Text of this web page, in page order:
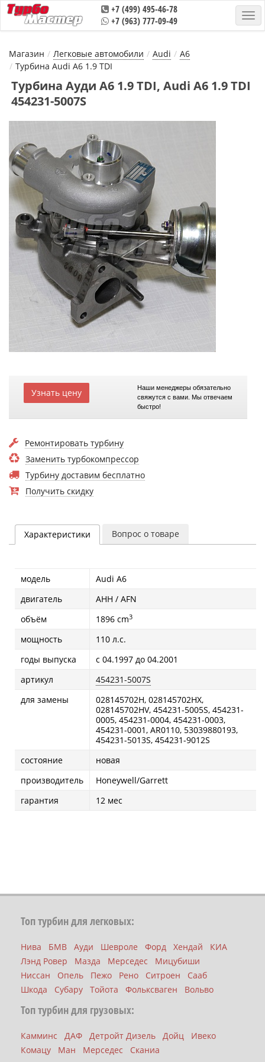
+7 (499) 495-46-78
+7 (963) 777-09-49
Магазин Легковые автомобили Audi
A6
Турбина Audi A6 1.9 TDI
Турбина Ауди А6 1.9 TDI, Audi A6 1.9 TDI
454231-5007S
Узнать цену
Наши менеджеры обязательно
свяжутся с вами. Мы отвечаем
быстро!
Ремонтировать турбину
Заменить турбокомпрессор
Турбину доставим бесплатно
Получить скидку
Характеристики Вопрос о товаре
модель
Audi A6
двигатель
AHH / AFN
объём
1896 cm3
мощность
110 л.с.
годы выпуска
с 04.1997 до 04.2001
артикул
454231-5007S
для замены
028145702H, 028145702HX,
028145702HV, 454231-5005S, 454231-
0005, 454231-0004, 454231-0003,
454231-0001, AR0110, 53039880193,
454231-5013S, 454231-9012S
состояние
новая
производитель
Honeywell/Garrett
гарантия
12 мес
Топ турбин для легковых:
Нива БМВ Ауди Шевроле Форд Хендай
КИА
Лэнд Ровер
Мазда Мерседес
Мицубиши
Ниссан
Опель Пежо Рено Ситроен
Сааб
Шкода
Субару Тойота Фольксваген Вольво
Топ турбин для грузовых:
Камминс ДАФ Детройт Дизель Дойц
Ивеко
Комацу
Ман Мерседес Сканиа